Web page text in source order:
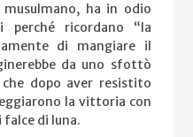
ha in odio
ricordano “la
di mangiare il
da uno sfottò
dopo aver resistito
la vittoria con
di luna.